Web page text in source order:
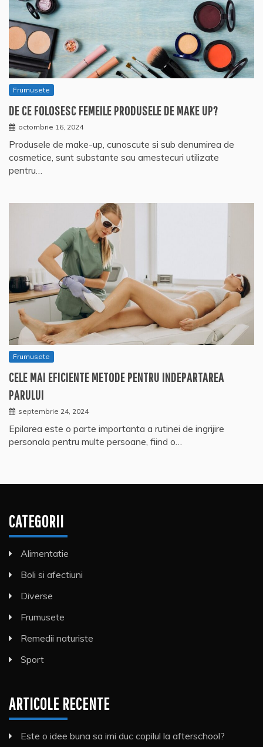
Frumusete
DE CE FOLOSESC FEMEILE PRODUSELE DE MAKE UP?
octombrie 16, 2024
Produsele de make-up, cunoscute si sub denumirea de
cosmetice, sunt substante sau amestecuri utilizate
pentru…
Frumusete
CELE MAI EFICIENTE METODE PENTRU INDEPARTAREA
PARULUI
septembrie 24, 2024
Epilarea este o parte importanta a rutinei de ingrijire
personala pentru multe persoane, fiind o…
CATEGORII
Alimentatie
Boli si afectiuni
Diverse
Frumusete
Remedii naturiste
Sport
ARTICOLE RECENTE
Este o idee buna sa imi duc copilul la afterschool?